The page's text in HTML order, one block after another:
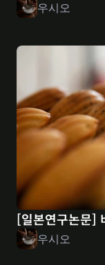
우시오
[일본연구논문]
우시오